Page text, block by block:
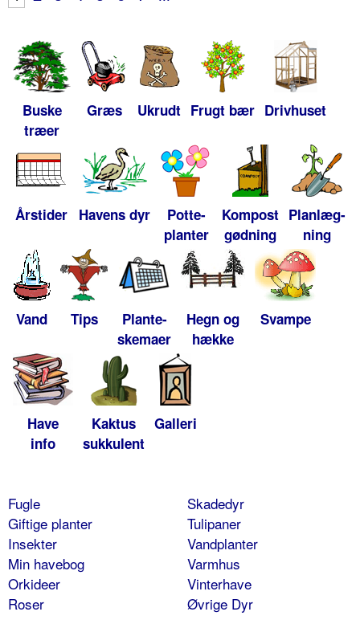
Buske
træer
Græs Ukrudt Frugt bær Drivhuset
Årstider Havens dyr
Potte-
planter
Kompost
gødning
Planlæg-
ning
Vand Tips
Plante-
skemaer
Hegn og
hække
Svampe
Have
info
Kaktus
sukkulent
Galleri
Fugle
Giftige planter
Insekter
Min havebog
Orkideer
Roser
Skadedyr
Tulipaner
Vandplanter
Varmhus
Vinterhave
Øvrige Dyr